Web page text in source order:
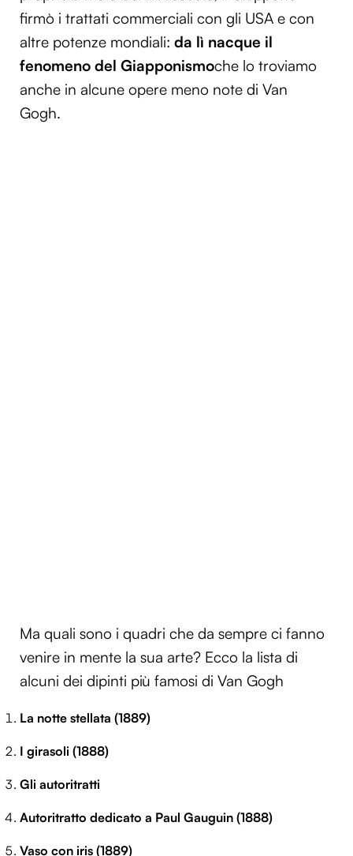
firmò i trattati commerciali con gli USA e con
altre potenze mondiali: da lì nacque il
fenomeno del Giapponismoche lo troviamo
anche in alcune opere meno note di Van
Gogh.
Ma quali sono i quadri che da sempre ci fanno
venire in mente la sua arte? Ecco la lista di
alcuni dei dipinti più famosi di Van Gogh
La notte stellata (1889)
I girasoli (1888)
Gli autoritratti
Autoritratto dedicato a Paul Gauguin (1888)
Vaso con iris (1889)